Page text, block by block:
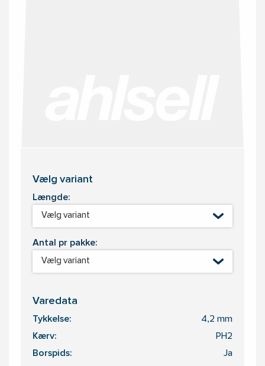
Vælg variant
Længde:
Vælg variant
Antal pr pakke:
Vælg variant
Varedata
Tykkelse: 4,2 mm
Kærv: PH2
Borspids: Ja